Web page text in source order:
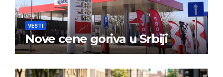
VESTI
Nove cene goriva u Srbiji